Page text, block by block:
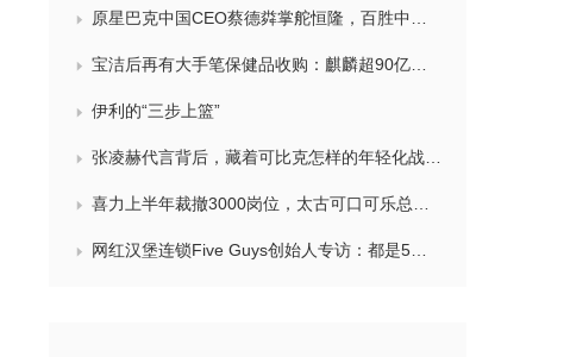
原星巴克中国CEO蔡德粦掌舵恒隆，百胜中国完成必胜客内地所有权收购，泸溪河迎来反转，帝亚吉欧裁减岗位计划发布，秋天第一杯奶茶爆单
宝洁后再有大手笔保健品收购：麒麟超90亿拿下健美生，在华已入驻山姆和开市客等多渠道，为何超300亿资本一周内“疯抢”VMS？
伊利的“三步上篮”
张凌赫代言背后，藏着可比克怎样的年轻化战略？
喜力上半年裁撤3000岗位，太古可口可乐总裁说饮料品类增长态势良好，华润饮料下半年要打三场关键战役，帝亚吉欧新帅努力应对白酒市场影响
网红汉堡连锁Five Guys创始人专访：都是5个儿子和妻子在打理，绝不会与麦当劳正面竞争，要公司上市或卖盘的建议不时出现